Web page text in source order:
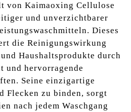
von Kaimaoxing Cellulose
und unverzichtbarer
Dieses
die Reinigungswirkung
Haushaltsprodukte durch
und hervorragende
Seine einzigartige
Flecken zu binden, sorgt
nach jedem Waschgang